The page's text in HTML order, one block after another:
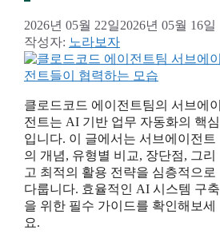
2026년 05월 22일2026년 05월 16일
작성자: 노라보자
클로드코드 에이전트팀의 서브에이
전트는 AI 기반 업무 자동화의 핵심
입니다. 이 글에서는 서브에이전트
의 개념, 유형별 비교, 장단점, 그리
고 최적의 활용 전략을 심층적으로
다룹니다. 효율적인 AI 시스템 구축
을 위한 필수 가이드를 확인해보세
요.